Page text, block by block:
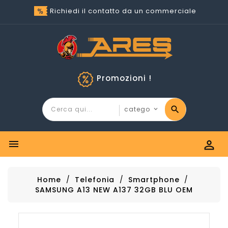
Richiedi il contatto da un commerciale
Promozioni !
 
Home Telefonia
Smartphone
SAMSUNG A13 NEW A137 32GB BLU OEM